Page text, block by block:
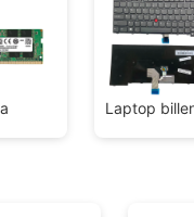
Laptop